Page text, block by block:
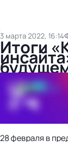
3 марта 2022, 16:14
Итоги
28 февраля в